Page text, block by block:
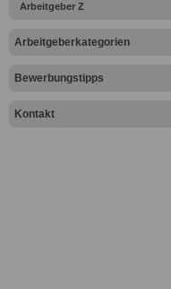
Arbeitgeber Z
Arbeitgeberkategorien
Bewerbungstipps
Kontakt